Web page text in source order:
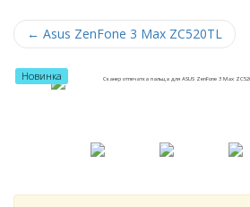
← Asus ZenFone 3 Max ZC520TL
Новинка